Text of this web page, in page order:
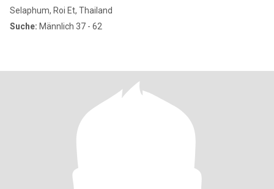
Selaphum, Roi Et, Thailand
Suche: Männlich 37 - 62